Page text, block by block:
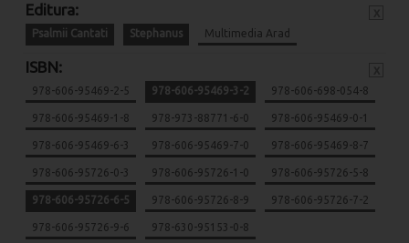
Editura:
Psalmii Cantati Stephanus Multimedia Arad
ISBN:
978-606-95469-2-5 978-606-95469-3-2 978-606-698-054-8
978-606-95469-1-8 978-973-88771-6-0 978-606-95469-0-1
978-606-95469-6-3 978-606-95469-7-0 978-606-95469-8-7
978-606-95726-0-3 978-606-95726-1-0 978-606-95726-5-8
978-606-95726-6-5 978-606-95726-8-9 978-606-95726-7-2
978-606-95726-9-6 978-630-95153-0-8